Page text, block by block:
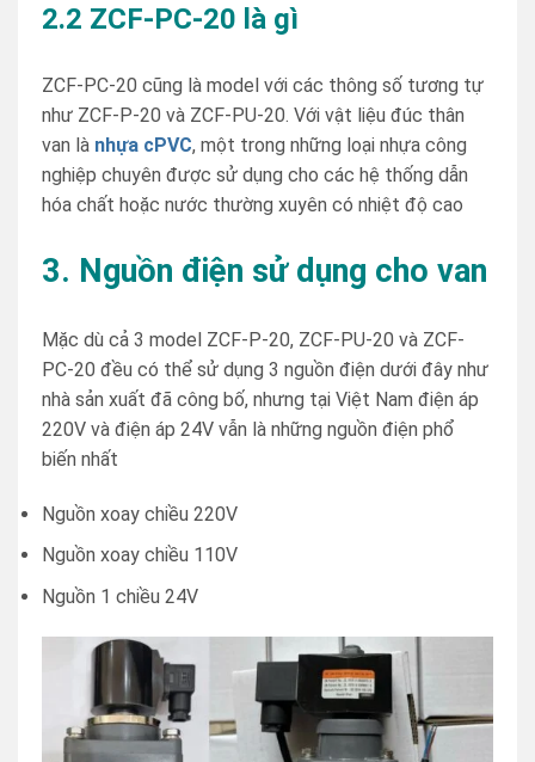
2.2 ZCF-PC-20 là gì
ZCF-PC-20 cũng là model với các thông số tương tự
như ZCF-P-20 và ZCF-PU-20. Với vật liệu đúc thân
van là nhựa cPVC, một trong những loại nhựa công
nghiệp chuyên được sử dụng cho các hệ thống dẫn
hóa chất hoặc nước thường xuyên có nhiệt độ cao
3. Nguồn điện sử dụng cho van
Mặc dù cả 3 model ZCF-P-20, ZCF-PU-20 và ZCF-
PC-20 đều có thể sử dụng 3 nguồn điện dưới đây như
nhà sản xuất đã công bố, nhưng tại Việt Nam điện áp
220V và điện áp 24V vẫn là những nguồn điện phổ
biến nhất
Nguồn xoay chiều 220V
Nguồn xoay chiều 110V
Nguồn 1 chiều 24V